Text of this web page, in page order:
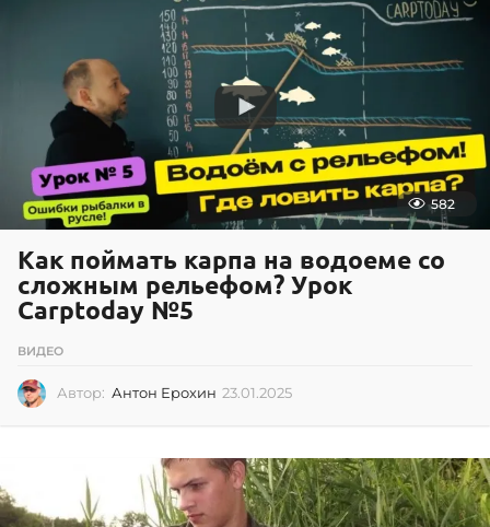
2
0
1
582
Как поймать карпа на водоеме со
сложным рельефом? Урок
Carptoday №5
ВИДЕО
Автор: Антон Ерохин 23.01.2025
0
1
.
2